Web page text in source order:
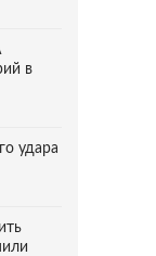
в
удара